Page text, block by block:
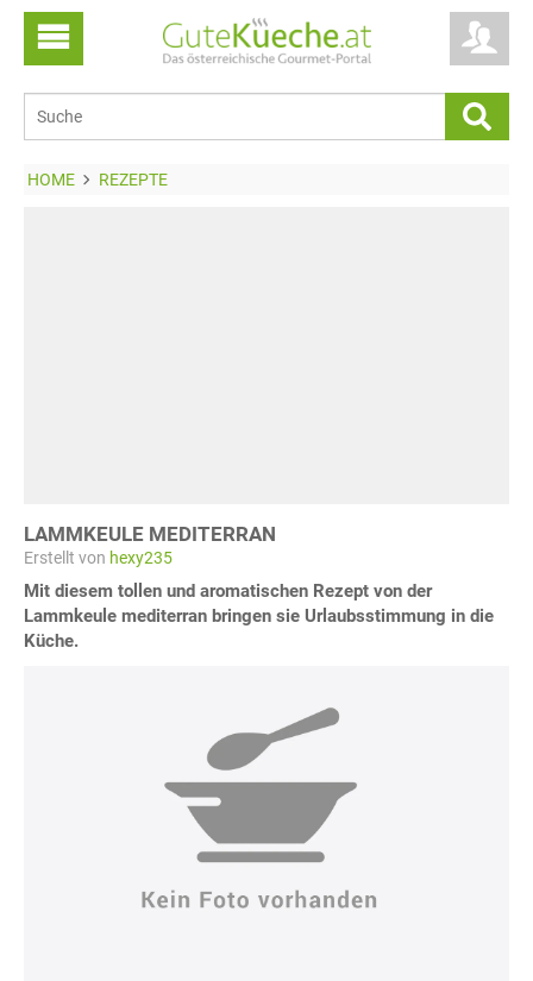
HOME REZEPTE
LAMMKEULE MEDITERRAN
Erstellt von hexy235
Mit diesem tollen und aromatischen Rezept von der
Lammkeule mediterran bringen sie Urlaubsstimmung in die
Küche.